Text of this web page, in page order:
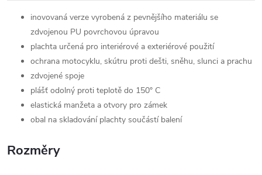
inovovaná verze vyrobená z pevnějšího materiálu se
zdvojenou PU povrchovou úpravou
plachta určená pro interiérové a exteriérové použití
ochrana motocyklu, skútru proti dešti, sněhu, slunci a prachu
zdvojené spoje
plášť odolný proti teplotě do 150° C
elastická manžeta a otvory pro zámek
obal na skladování plachty součástí balení
Rozměry